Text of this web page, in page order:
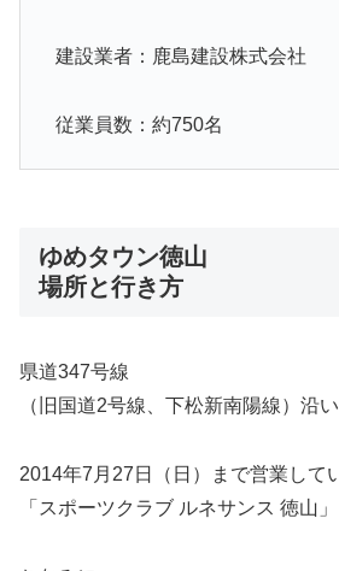
建設業者：鹿島建設株式会社
従業員数：約750名
ゆめタウン徳山
場所と行き方
県道347号線
（旧国道2号線、下松新南陽線）沿い
2014年7月27日（日）まで営業して
「スポーツクラブ ルネサンス 徳山